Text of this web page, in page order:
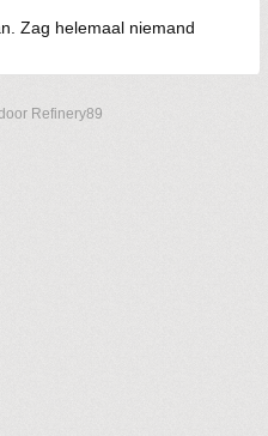
Zag helemaal niemand
Refinery89